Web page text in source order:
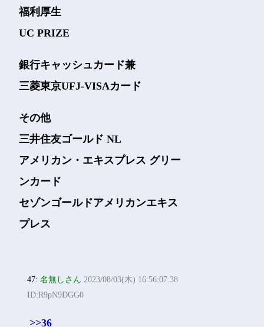
福利厚生
UC PRIZE
銀行キャッシュカード兼
三菱東京UFJ-VISAカード
その他
三井住友ゴールド NL
アメリカン・エキスプレス グリー
ンカード
セゾンゴールドアメリカンエキス
プレス
47:名無しさん 2023/08/03(木) 16:56:07.38
ID:R9pN9DGG0
>>36